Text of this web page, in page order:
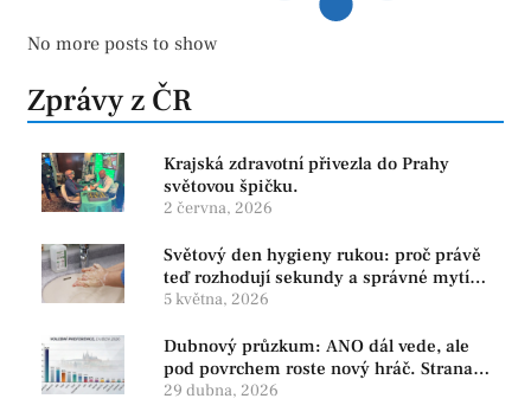
No more posts to show
Zprávy z ČR
Krajská zdravotní přivezla do Prahy
světovou špičku.
2 června, 2026
Světový den hygieny rukou: proč právě
teď rozhodují sekundy a správné mytí
rukou
5 května, 2026
Dubnový průzkum: ANO dál vede, ale
pod povrchem roste nový hráč. Strana
PRO se drží nejvýš mezi menšími
29 dubna, 2026